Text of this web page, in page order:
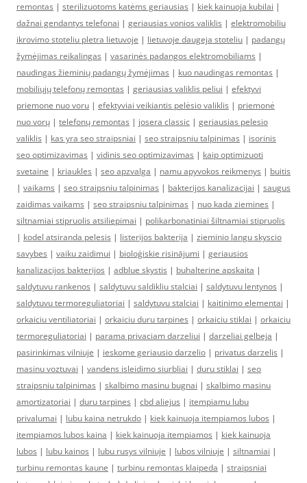
remontas | sterilizuotoms katėms geriausias | kiek kainuoja kubilai |
dažnai gendantys telefonai | geriausias vonios valiklis | elektromobiliu
ikrovimo stoteliu pletra lietuvoje | lietuvoje daugeja stoteliu | padangų
žymėjimas reikalingas | vasarinės padangos elektromobiliams |
naudingas žieminių padangų žymėjimas | kuo naudingas remontas |
mobiliųjų telefonų remontas | geriausias valiklis peliui | efektyvi
priemone nuo voru | efektyviai veikiantis pelėsio valiklis | priemonė
nuo vorų | telefonų remontas | josera classic | geriausias pelesio
valiklis | kas yra seo straipsniai | seo straipsniu talpinimas | isorinis
seo optimizavimas | vidinis seo optimizavimas | kaip optimizuoti
svetaine | kriaukles | seo apzvalga | namu apyvokos reikmenys | buitis
| vaikams | seo straipsniu talpinimas | bakterijos kanalizacijai | saugus
zaidimas vaikams | seo straipsniu talpinimas | nuo kada ziemines |
siltnamiai stipruolis atsiliepimai | polikarbonatiniai šiltnamiai stipruolis
| kodel atsiranda pelesis | listerijos bakterija | zieminio langu skyscio
savybes | vaiku zaidimui | bioloģiskie risinājumi | geriausios
kanalizacijos bakterijos | adblue skystis | buhalterine apskaita |
saldytuvu rankenos | saldytuvu saldikliu stalciai | saldytuvu lentynos |
saldytuvu termoreguliatoriai | saldytuvu stalciai | kaitinimo elementai |
orkaiciu ventiliatoriai | orkaiciu duru tarpines | orkaiciu stiklai | orkaiciu
termoreguliatoriai | parama privaciam darzeliui | darzeliai gelbeja |
pasirinkimas vilniuje | ieskome geriausio darzelio | privatus darzelis |
masinu voztuvai | vandens isleidimo siurbliai | duru stiklai | seo
straipsniu talpinimas | skalbimo masinu bugnai | skalbimo masinu
amortizatoriai | duru tarpines | cbd aliejus | itempiamu lubu
privalumai | lubu kaina netrukdo | kiek kainuoja itempiamos lubos |
itempiamos lubos kaina | kiek kainuoja itempiamos | kiek kainuoja
lubos | lubu kainos | lubu rusys vilniuje | lubos vilniuje | siltnamiai |
turbinu remontas kaune | turbinu remontas klaipeda | straipsniai